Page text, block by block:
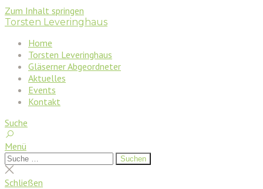
Zum Inhalt springen
Torsten Leveringhaus
Home
Torsten Leveringhaus
Gläserner Abgeordneter
Aktuelles
Events
Kontakt
Suche
Menü
Suchen
nach:
Suchen
Suche
schließen
Schließen